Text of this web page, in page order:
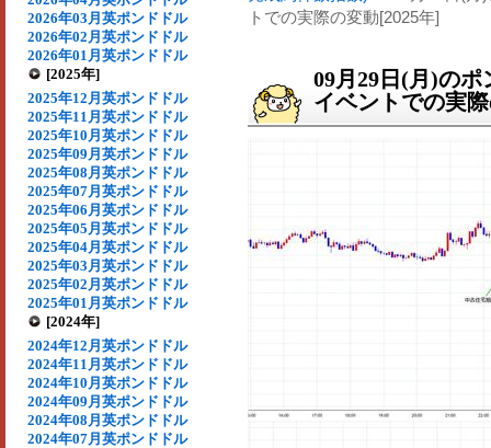
2026年03月英ポンドドル
2026年02月英ポンドドル
2026年01月英ポンドドル
[2025年]
2025年12月英ポンドドル
2025年11月英ポンドドル
2025年10月英ポンドドル
2025年09月英ポンドドル
2025年08月英ポンドドル
2025年07月英ポンドドル
2025年06月英ポンドドル
2025年05月英ポンドドル
2025年04月英ポンドドル
2025年03月英ポンドドル
2025年02月英ポンドドル
2025年01月英ポンドドル
[2024年]
2024年12月英ポンドドル
2024年11月英ポンドドル
2024年10月英ポンドドル
2024年09月英ポンドドル
2024年08月英ポンドドル
2024年07月英ポンドドル
トでの実際の変動[2025年]
09月29日(月)の
イベントでの実